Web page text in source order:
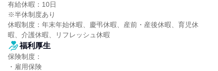
有給休暇：10日
※半休制度あり
休暇制度：年末年始休暇、慶弔休暇、産前・産後休暇、育児休
暇、介護休暇、リフレッシュ休暇
福利厚生
保険制度：
・雇用保険